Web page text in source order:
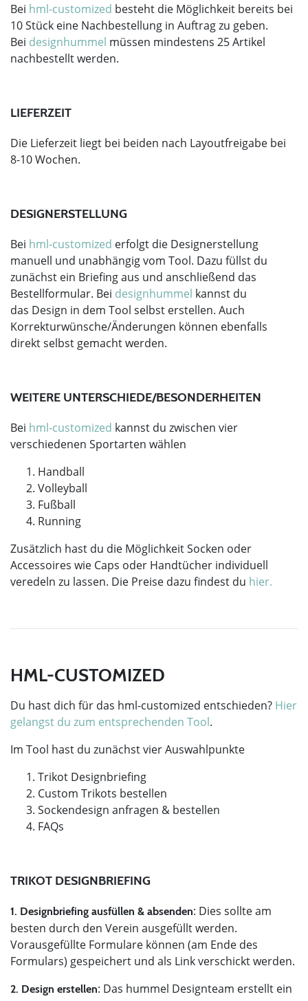
Bei hml-customized besteht die Möglichkeit bereits bei
10 Stück eine Nachbestellung in Auftrag zu geben.
Bei designhummel müssen mindestens 25 Artikel
nachbestellt werden.
LIEFERZEIT
Die Lieferzeit liegt bei beiden nach Layoutfreigabe bei
8-10 Wochen.
DESIGNERSTELLUNG
Bei hml-customized erfolgt die Designerstellung
manuell und unabhängig vom Tool. Dazu füllst du
zunächst ein Briefing aus und anschließend das
Bestellformular. Bei designhummel kannst du
das Design in dem Tool selbst erstellen. Auch
Korrekturwünsche/Änderungen können ebenfalls
direkt selbst gemacht werden.
WEITERE UNTERSCHIEDE/BESONDERHEITEN
Bei hml-customized kannst du zwischen vier
verschiedenen Sportarten wählen
Handball
Volleyball
Fußball
Running
Zusätzlich hast du die Möglichkeit Socken oder
Accessoires wie Caps oder Handtücher individuell
veredeln zu lassen. Die Preise dazu findest du hier.
HML-CUSTOMIZED
Du hast dich für das hml-customized entschieden? Hier
gelangst du zum entsprechenden Tool.
Im Tool hast du zunächst vier Auswahlpunkte
Trikot Designbriefing
Custom Trikots bestellen
Sockendesign anfragen & bestellen
FAQs
TRIKOT DESIGNBRIEFING
1. Designbriefing ausfüllen & absenden: Dies sollte am
besten durch den Verein ausgefüllt werden.
Vorausgefüllte Formulare können (am Ende des
Formulars) gespeichert und als Link verschickt werden.
2. Design erstellen: Das hummel Designteam erstellt ein